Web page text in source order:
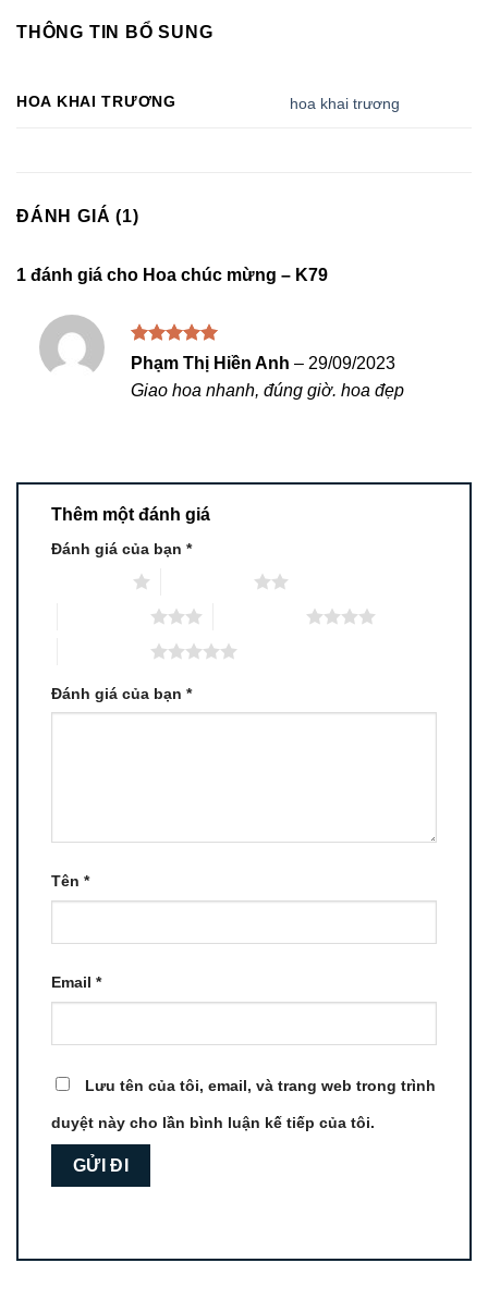
THÔNG TIN BỔ SUNG
HOA KHAI TRƯƠNG hoa khai trương
ĐÁNH GIÁ (1)
1 đánh giá cho Hoa chúc mừng – K79
Được xếp
hạng
sao
Phạm Thị Hiền Anh – 29/09/2023
Giao hoa nhanh, đúng giờ. hoa đẹp
Thêm một đánh giá
Đánh giá của bạn *
Đánh giá của bạn *
Tên *
Email *
Lưu tên của tôi, email, và trang web trong trình
duyệt này cho lần bình luận kế tiếp của tôi.